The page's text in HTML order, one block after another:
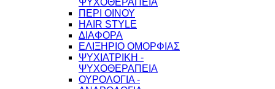
ΨΥΧΟΘΕΡΑΠΕΙΑ
ΠΕΡΙ ΟΙΝΟΥ
HAIR STYLE
ΔΙΑΦΟΡΑ
ΕΛΙΞΗΡΙΟ ΟΜΟΡΦΙΑΣ
ΨΥΧΙΑΤΡΙΚΗ -
ΨΥΧΟΘΕΡΑΠΕΙΑ
ΟΥΡΟΛΟΓΙΑ -